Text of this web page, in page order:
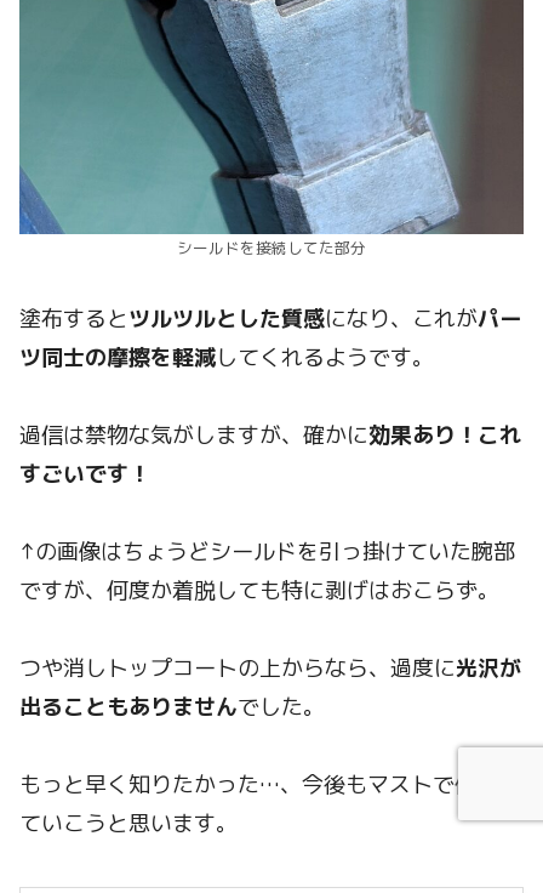
シールドを接続してた部分
塗布するとツルツルとした質感になり、これがパー
ツ同士の摩擦を軽減してくれるようです。
過信は禁物な気がしますが、確かに効果あり！これ
すごいです！
↑の画像はちょうどシールドを引っ掛けていた腕部
ですが、何度か着脱しても特に剥げはおこらず。
つや消しトップコートの上からなら、過度に光沢が
出ることもありませんでした。
もっと早く知りたかった…、今後もマストで使用し
ていこうと思います。